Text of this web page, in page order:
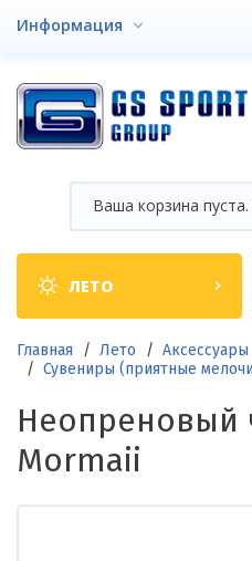
Информация
Ваша корзина
Shop
categories
ЛЕТО
Строка
навигации
Главная Лето
Аксессуары
Сувениры (приятные
Неопреновый
Mormaii